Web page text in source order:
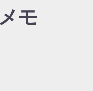
モ